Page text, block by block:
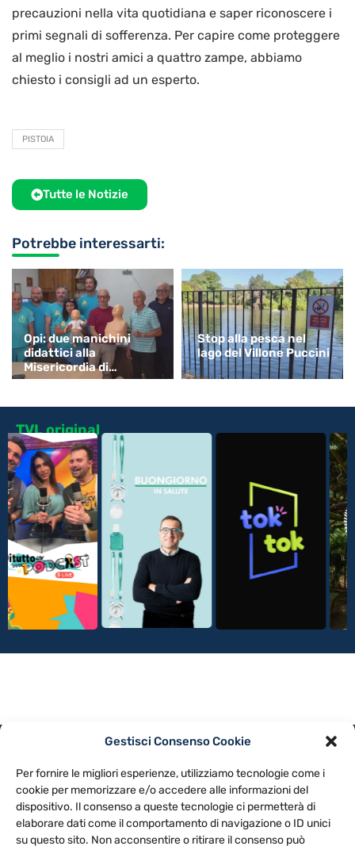
Gestisci Consenso Cookie
Per fornire le migliori esperienze, utilizziamo tecnologie come i
cookie per memorizzare e/o accedere alle informazioni del
dispositivo. Il consenso a queste tecnologie ci permetterà di
elaborare dati come il comportamento di navigazione o ID unici
su questo sito. Non acconsentire o ritirare il consenso può
precauzioni nella vita quotidiana e saper riconoscere i
primi segnali di sofferenza. Per capire come proteggere
al meglio i nostri amici a quattro zampe, abbiamo
chiesto i consigli ad un esperto.
PISTOIA
Tutte le Notizie
Potrebbe interessarti:
Opi: due manichini
didattici alla
Misericordia di
Monsummano
Stop alla pesca nel
lago del Villone Puccini
TVL original
NOTE LEGALI
CONTATTACI PREFERENZE
TV LIBERA S.P.A.
Via Monteleonese 95/21 – 51100 Pistoia (PT)